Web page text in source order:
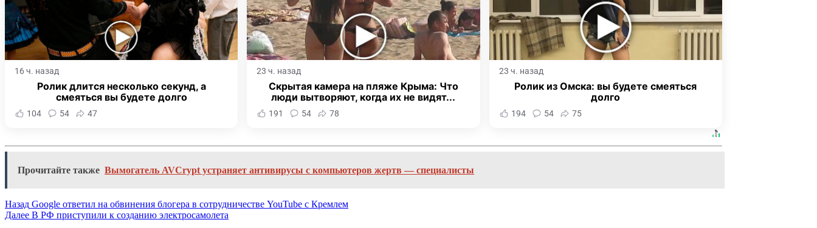
16 ч. назад
Ролик длится несколько секунд, а
смеяться вы будете долго
104 54 47
23 ч. назад
Скрытая камера на пляже Крыма: Что
люди вытворяют, когда их не видят...
191 54 78
23 ч. назад
Ролик из Омска: вы будете смеяться
долго
194 54 75
Прочитайте также Вымогатель AVCrypt устраняет антивирусы с компьютеров жертв — специалисты
Назад Google ответил на обвинения блогера в сотрудничестве YouTube с Кремлем
Далее В РФ приступили к созданию электросамолета